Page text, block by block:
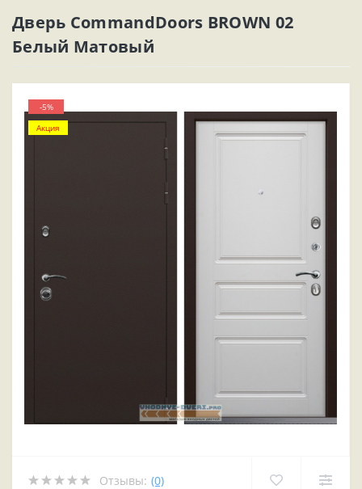
Дверь CommandDoors BROWN 02
Белый Матовый
-5%
Акция
Отзывы: (0)